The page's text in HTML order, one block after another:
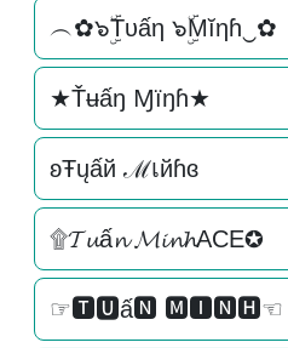
︵✿๖ۣۜTυấη ๖ۣۜMĭηɦ‿✿
★Ťʉấŋ Ɱїŋɦ★
ʚŦųấй ℳเйɦɞ
۩𝓣𝓾ấ𝓷 𝓜𝓲𝓷𝓱ACE✪
☞🆃🆄ấ🅽 🅼🅸🅽🅷☜